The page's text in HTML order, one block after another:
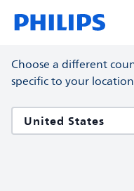
Choose a different
specific to your location